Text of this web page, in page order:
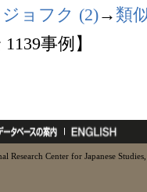
ジョフク (2)→ 類
1139事例】
Research Center for Japanese